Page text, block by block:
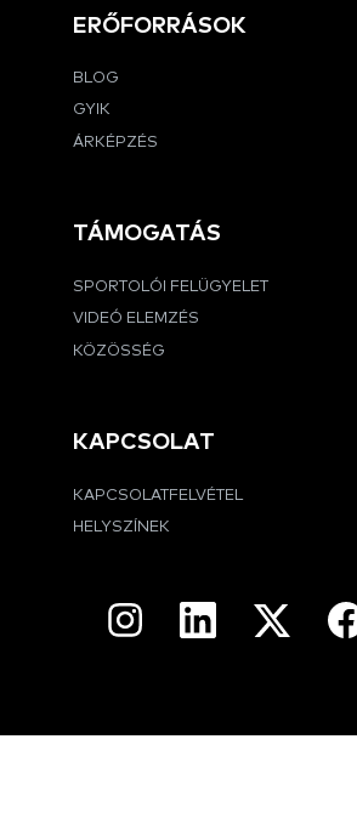
ERŐFORRÁSOK
BLOG
GYIK
ÁRKÉPZÉS
TÁMOGATÁS
SPORTOLÓI FELÜGYELET
VIDEÓ ELEMZÉS
KÖZÖSSÉG
KAPCSOLAT
KAPCSOLATFELVÉTEL
HELYSZÍNEK